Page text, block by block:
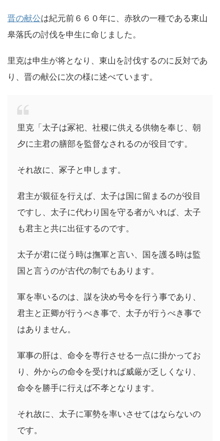
晋の献公は紀元前６６０年に、赤狄の一種である東山
皋落氏の討伐を申生に命じました。
里克は申生が将となり、東山を討伐するのに反対であ
り、晋の献公に次の様に述べています。
里克「太子は冢祀、社稷に供える供物を奉じ、朝
夕に主君の膳部を監督なされるのが役目です。
それ故に、冢子と申します。
君主が親征を行えば、太子は国に留まるのが役目
ですし、太子に代わり国を守る者がいれば、太子
も君主と共に出征するのです。
太子が君に従う時は撫軍と言い、国を護る時は監
国と言うのが古代の制でもあります。
軍を率いるのは、謀を決め号令を行う事であり、
君主と正卿が行うべき事で、太子が行うべき事で
はありません。
軍事の肝は、命令を専行させる一点に掛かってお
り、外からの命令を受ければ威厳が乏しくなり、
命令を勝手に行えば不孝となります。
それ故に、太子に軍勢を率いさせてはならないの
です。